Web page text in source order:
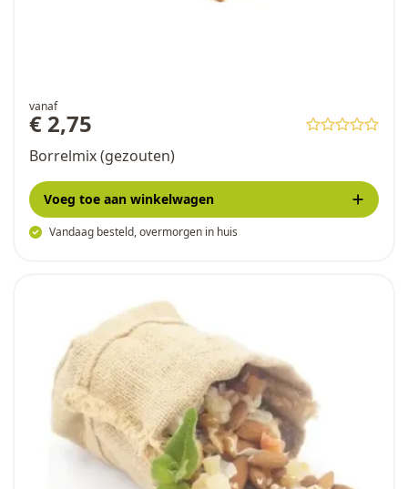
vanaf
€ 2,75
Borrelmix (gezouten)
Vandaag besteld, overmorgen in huis
Voeg toe aan winkelwagen